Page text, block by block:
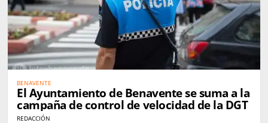
BENAVENTE
El Ayuntamiento de Benavente se suma a la
campaña de control de velocidad de la DGT
REDACCIÓN